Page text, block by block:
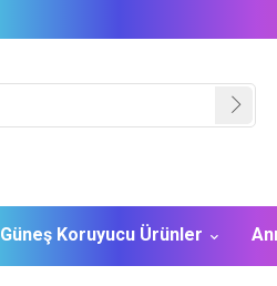
Güneş Koruyucu Ürünler